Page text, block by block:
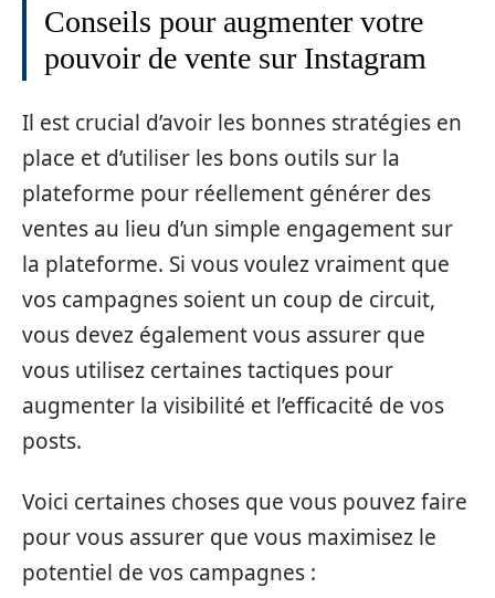
Conseils pour augmenter votre
pouvoir de vente sur Instagram
Il est crucial d’avoir les bonnes stratégies en
place et d’utiliser les bons outils sur la
plateforme pour réellement générer des
ventes au lieu d’un simple engagement sur
la plateforme. Si vous voulez vraiment que
vos campagnes soient un coup de circuit,
vous devez également vous assurer que
vous utilisez certaines tactiques pour
augmenter la visibilité et l’efficacité de vos
posts.
Voici certaines choses que vous pouvez faire
pour vous assurer que vous maximisez le
potentiel de vos campagnes :